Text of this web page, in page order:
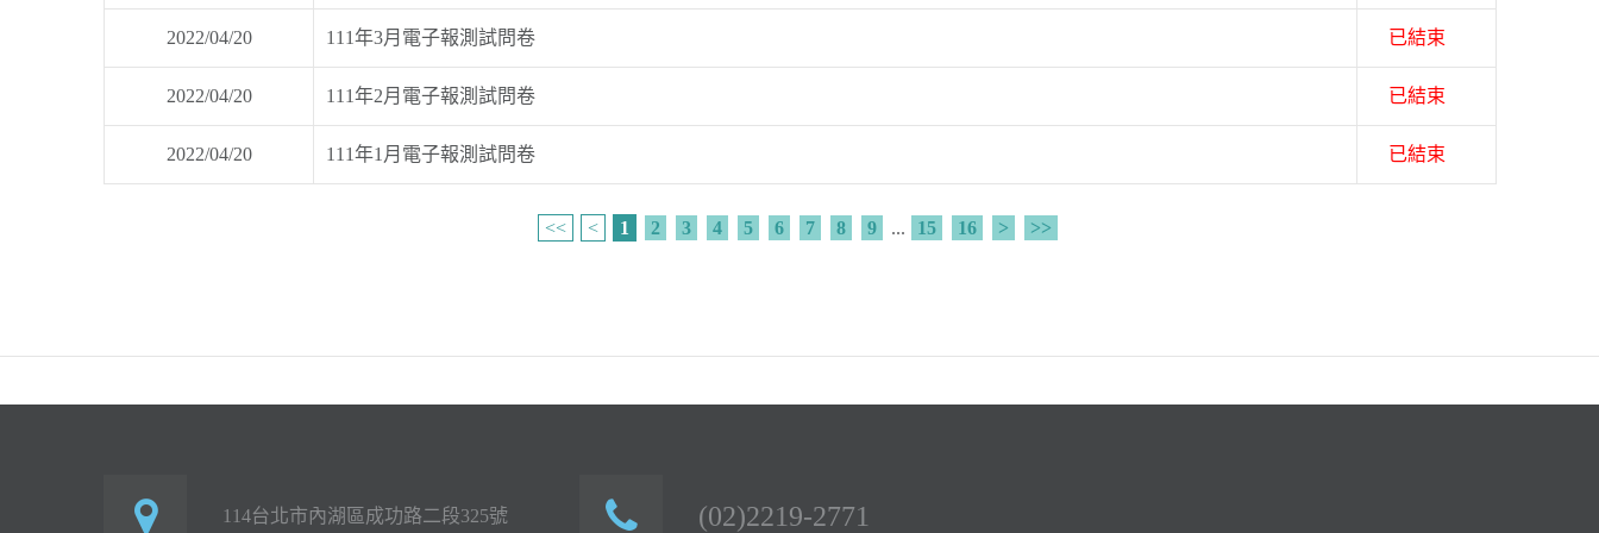
2022/04/20 111年3月電子報測試問卷 已結束
2022/04/20 111年2月電子報測試問卷 已結束
2022/04/20 111年1月電子報測試問卷 已結束
<< < 1 2 3 4 5 6 7 8 9 ... 15 16 > >>
114台北市內湖區成功路二段325號 (02)2219-2771